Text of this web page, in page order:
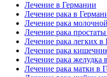
Лечение в Германии
Лечение рака в
Лечение рака
Лечение рака
Лечение рака легких в
Лечение рака
Лечение рака желудка
Лечение рака матки в